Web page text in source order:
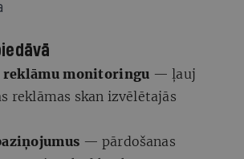
reklāmu monitoringu — ļauj
reklāmas skan izvēlētajās
— pārdošanas